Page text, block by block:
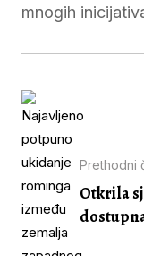
mnogih
Prethodni
Otkrila